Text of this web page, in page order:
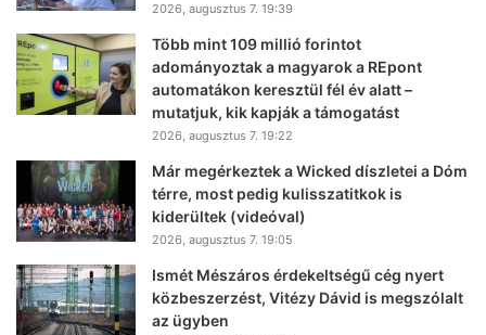
2026, augusztus 7. 19:39
Több mint 109 millió forintot
adományoztak a magyarok a REpont
automatákon keresztül fél év alatt –
mutatjuk, kik kapják a támogatást
2026, augusztus 7. 19:22
Már megérkeztek a Wicked díszletei a Dóm
térre, most pedig kulisszatitkok is
kiderültek (videóval)
2026, augusztus 7. 19:05
Ismét Mészáros érdekeltségű cég nyert
közbeszerzést, Vitézy Dávid is megszólalt
az ügyben